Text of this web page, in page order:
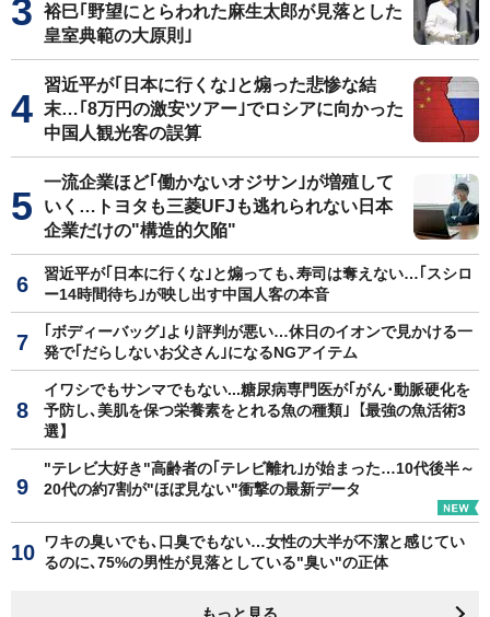
裕巳｢野望にとらわれた麻生太郎が見落とした
皇室典範の大原則｣
習近平が｢日本に行くな｣と煽った悲惨な結
末…｢8万円の激安ツアー｣でロシアに向かった
中国人観光客の誤算
一流企業ほど｢働かないオジサン｣が増殖して
いく…トヨタも三菱UFJも逃れられない日本
企業だけの"構造的欠陥"
習近平が｢日本に行くな｣と煽っても､寿司は奪えない…｢スシロ
ー14時間待ち｣が映し出す中国人客の本音
｢ボディーバッグ｣より評判が悪い…休日のイオンで見かける一
発で｢だらしないお父さん｣になるNGアイテム
イワシでもサンマでもない...糖尿病専門医が｢がん･動脈硬化を
予防し､美肌を保つ栄養素をとれる魚の種類｣【最強の魚活術3
選】
"テレビ大好き"高齢者の｢テレビ離れ｣が始まった…10代後半～
20代の約7割が"ほぼ見ない"衝撃の最新データ
ワキの臭いでも､口臭でもない…女性の大半が不潔と感じてい
るのに､75%の男性が見落としている"臭い"の正体
もっと見る